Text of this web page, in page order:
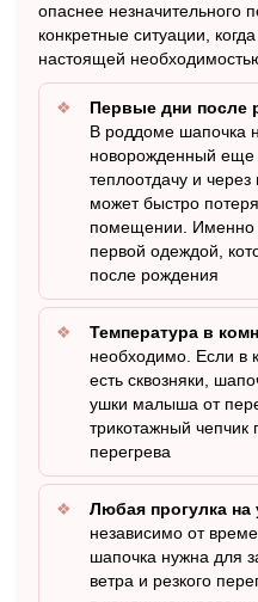
опаснее незначительного
конкретные ситуации,
настоящей
Первые дни после
В роддоме шапочка
новорожденный еще
теплоотдачу и
может быстро
помещении. Именно
первой одеждой,
после рождения
Температура в
необходимо. Если в
есть сквозняки,
ушки малыша от
трикотажный чепчик
перегрева
Любая прогулка на
независимо от
шапочка нужна для
ветра и резкого